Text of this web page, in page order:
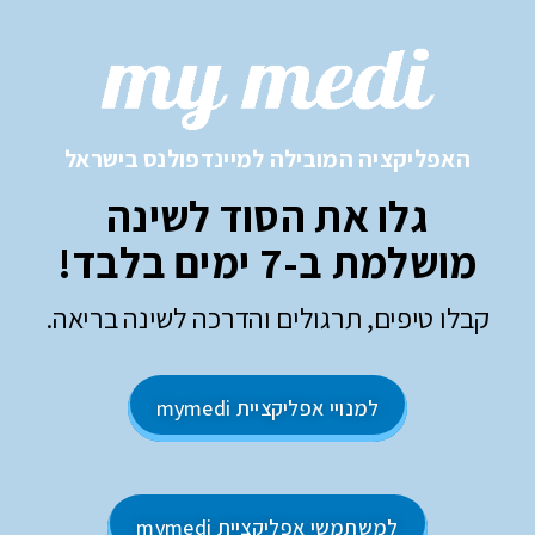
האפליקציה המובילה למיינדפולנס בישראל​
גלו את הסוד לשינה
מושלמת ב-7 ימים בלבד!
קבלו טיפים, תרגולים והדרכה לשינה בריאה.
למנויי אפליקציית mymedi
למשתמשי אפליקציית mymedi